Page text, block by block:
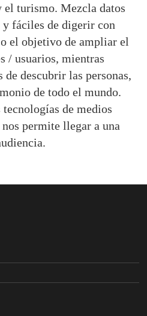
turismo. Mezcla datos
fáciles de digerir con
el objetivo de ampliar el
/ usuarios, mientras
de descubrir las personas,
de todo el mundo.
de medios
permite llegar a una